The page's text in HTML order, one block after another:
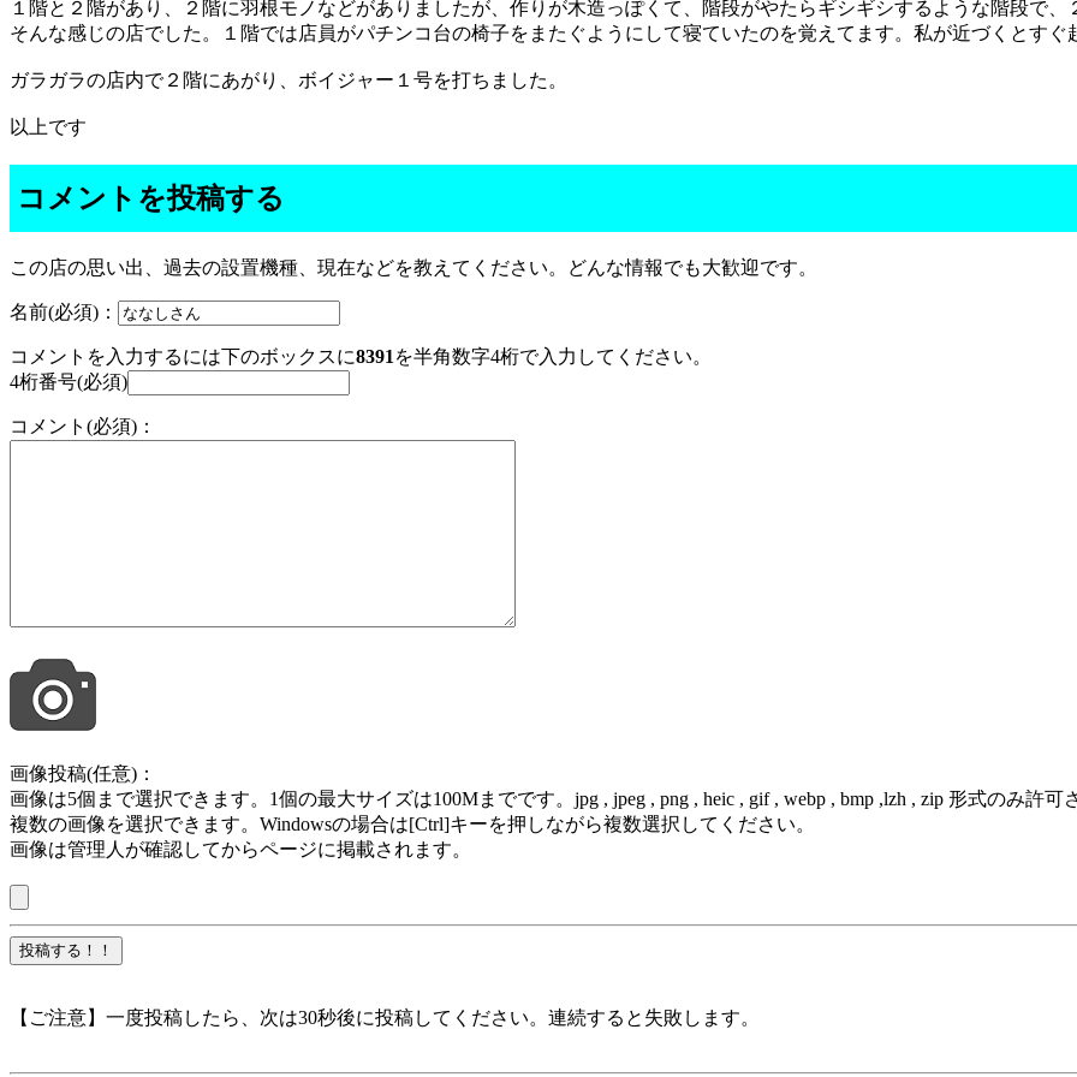
１階と２階があり、２階に羽根モノなどがありましたが、作りが木造っぽくて、階段がやたらギシギシするような階段で
そんな感じの店でした。１階では店員がパチンコ台の椅子をまたぐようにして寝ていたのを覚えてます。私が近づくとすぐ
ガラガラの店内で２階にあがり、ボイジャー１号を打ちました。
以上です
コメントを投稿する
この店の思い出、過去の設置機種、現在などを教えてください。どんな情報でも大歓迎です。
名前(必須)：
コメントを入力するには下のボックスに8391 を半角数字4桁で入力してください。
4桁番号(必須)
コメント(必須)：
画像投稿(任意)：
画像は5個まで選択できます。1個の最大サイズは100Mまでです。jpg , jpeg , png , heic , gif , webp , bmp ,lzh , zip 形式のみ許可
複数の画像を選択できます。Windowsの場合は[Ctrl]キーを押しながら複数選択してください。
画像は管理人が確認してからページに掲載されます。
【ご注意】一度投稿したら、次は30秒後に投稿してください。連続すると失敗します。